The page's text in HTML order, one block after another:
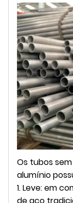
Os tubos
alumínio
1. Leve: em